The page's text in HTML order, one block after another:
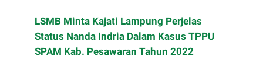
LSMB Minta Kajati Lampung Perjelas
Status Nanda Indria Dalam Kasus TPPU
SPAM Kab. Pesawaran Tahun 2022